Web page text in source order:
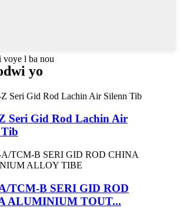
voye l ba nou
yo
Seri Gid Rod Lachin Air
Tib
TCM-B SERI GID ROD
ALUMINIUM TOUT...